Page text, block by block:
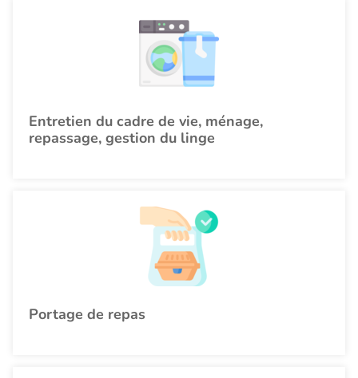
Entretien du cadre de vie, ménage,
repassage, gestion du linge
Portage de repas